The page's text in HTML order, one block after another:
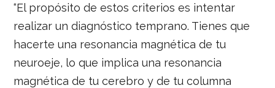
“El propósito de estos criterios es intentar
realizar un diagnóstico temprano. Tienes que
hacerte una resonancia magnética de tu
neuroeje, lo que implica una resonancia
magnética de tu cerebro y de tu columna